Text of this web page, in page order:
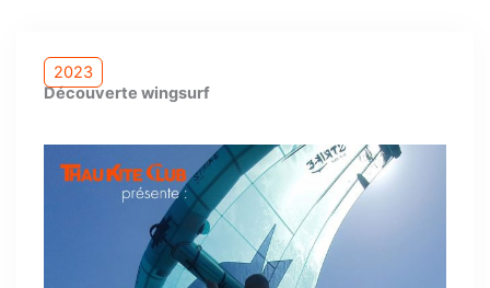
2023
Découverte wingsurf